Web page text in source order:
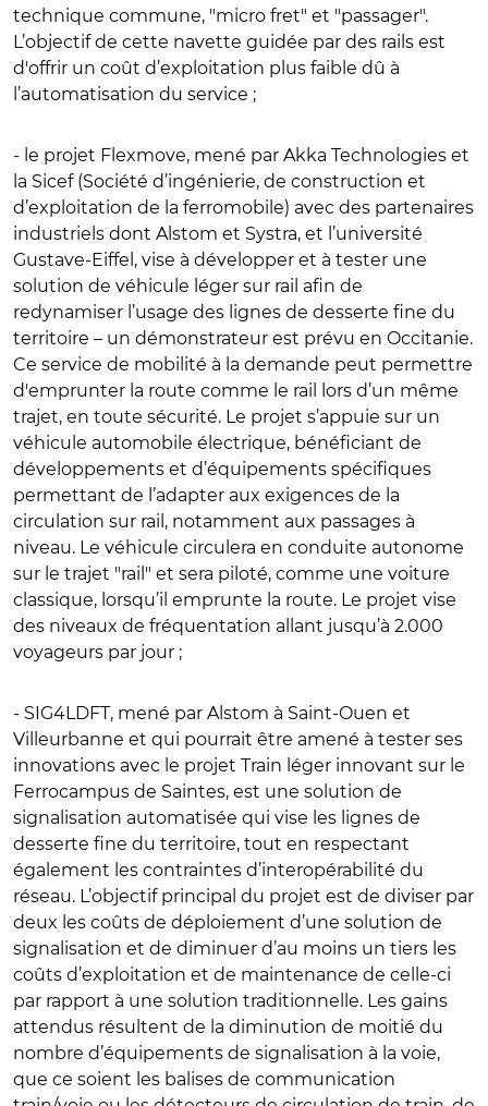
technique commune, "micro fret" et "passager".
L’objectif de cette navette guidée par des rails est
d'offrir un coût d’exploitation plus faible dû à
l’automatisation du service ;
- le projet Flexmove, mené par Akka Technologies et
la Sicef (Société d’ingénierie, de construction et
d’exploitation de la ferromobile) avec des partenaires
industriels dont Alstom et Systra, et l’université
Gustave-Eiffel, vise à développer et à tester une
solution de véhicule léger sur rail afin de
redynamiser l’usage des lignes de desserte fine du
territoire – un démonstrateur est prévu en Occitanie.
Ce service de mobilité à la demande peut permettre
d'emprunter la route comme le rail lors d’un même
trajet, en toute sécurité. Le projet s’appuie sur un
véhicule automobile électrique, bénéficiant de
développements et d’équipements spécifiques
permettant de l’adapter aux exigences de la
circulation sur rail, notamment aux passages à
niveau. Le véhicule circulera en conduite autonome
sur le trajet "rail" et sera piloté, comme une voiture
classique, lorsqu’il emprunte la route. Le projet vise
des niveaux de fréquentation allant jusqu’à 2.000
voyageurs par jour ;
- SIG4LDFT, mené par Alstom à Saint-Ouen et
Villeurbanne et qui pourrait être amené à tester ses
innovations avec le projet Train léger innovant sur le
Ferrocampus de Saintes, est une solution de
signalisation automatisée qui vise les lignes de
desserte fine du territoire, tout en respectant
également les contraintes d’interopérabilité du
réseau. L’objectif principal du projet est de diviser par
deux les coûts de déploiement d’une solution de
signalisation et de diminuer d’au moins un tiers les
coûts d’exploitation et de maintenance de celle-ci
par rapport à une solution traditionnelle. Les gains
attendus résultent de la diminution de moitié du
nombre d’équipements de signalisation à la voie,
que ce soient les balises de communication